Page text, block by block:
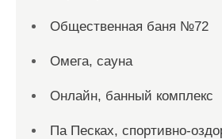
Общественная баня №72
Омега, сауна
Онлайн, банный комплекс
Па Песках, спортивно-